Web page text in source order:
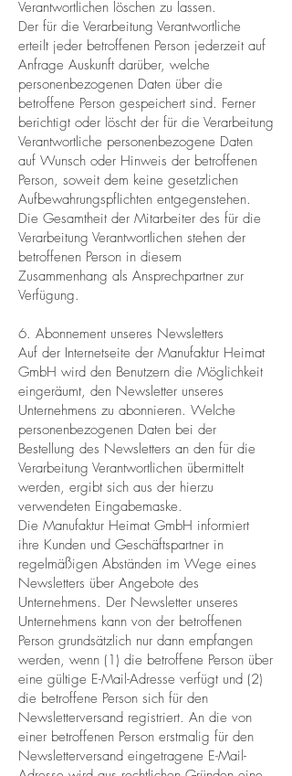
Verantwortlichen löschen zu lassen.
Der für die Verarbeitung Verantwortliche
erteilt jeder betroffenen Person jederzeit auf
Anfrage Auskunft darüber, welche
personenbezogenen Daten über die
betroffene Person gespeichert sind. Ferner
berichtigt oder löscht der für die Verarbeitung
Verantwortliche personenbezogene Daten
auf Wunsch oder Hinweis der betroffenen
Person, soweit dem keine gesetzlichen
Aufbewahrungspflichten entgegenstehen.
Die Gesamtheit der Mitarbeiter des für die
Verarbeitung Verantwortlichen stehen der
betroffenen Person in diesem
Zusammenhang als Ansprechpartner zur
Verfügung.
6. Abonnement unseres Newsletters
Auf der Internetseite der Manufaktur Heimat
GmbH wird den Benutzern die Möglichkeit
eingeräumt, den Newsletter unseres
Unternehmens zu abonnieren. Welche
personenbezogenen Daten bei der
Bestellung des Newsletters an den für die
Verarbeitung Verantwortlichen übermittelt
werden, ergibt sich aus der hierzu
verwendeten Eingabemaske.
Die Manufaktur Heimat GmbH informiert
ihre Kunden und Geschäftspartner in
regelmäßigen Abständen im Wege eines
Newsletters über Angebote des
Unternehmens. Der Newsletter unseres
Unternehmens kann von der betroffenen
Person grundsätzlich nur dann empfangen
werden, wenn (1) die betroffene Person über
eine gültige E-Mail-Adresse verfügt und (2)
die betroffene Person sich für den
Newsletterversand registriert. An die von
einer betroffenen Person erstmalig für den
Newsletterversand eingetragene E-Mail-